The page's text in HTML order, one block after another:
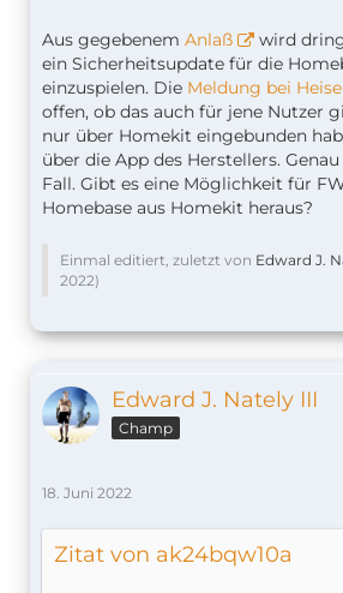
Aus gegebenem Anlaß
wird
ein Sicherheitsupdate für die
einzuspielen. Die Meldung bei Heise
offen, ob das auch für jene Nutzer
nur über Homekit eingebunden
über die App des Herstellers.
Fall. Gibt es eine Möglichkeit für
Homebase aus Homekit heraus?
Einmal editiert, zuletzt von Edward J.
2022)
Edward J. Nately III
Champ
18. Juni 2022
Zitat von ak24bqw10a